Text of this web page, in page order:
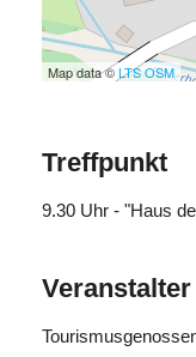
Map data ©LTSOSM
Treffpunkt
9.30 Uhr - "Haus
Veranstalter